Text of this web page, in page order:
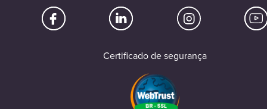
Certificado de segurança